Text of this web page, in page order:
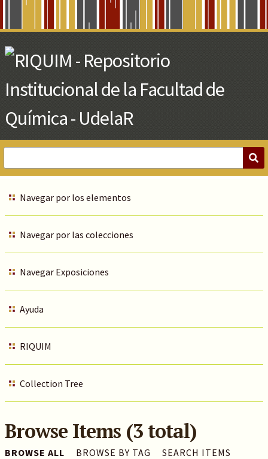
Main
Content
Navegar por los elementos
Navegar por las colecciones
Navegar Exposiciones
Ayuda
RIQUIM
Collection Tree
Browse Items (3 total)
BROWSE ALL BROWSE BY TAG SEARCH ITEMS